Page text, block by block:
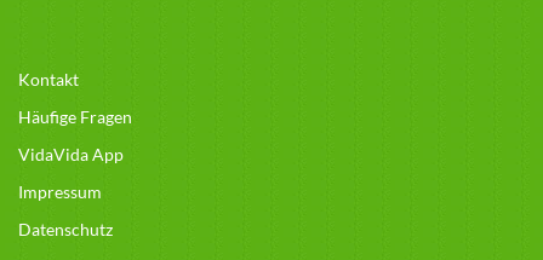
Kontakt
Häufige Fragen
VidaVida App
Impressum
Datenschutz